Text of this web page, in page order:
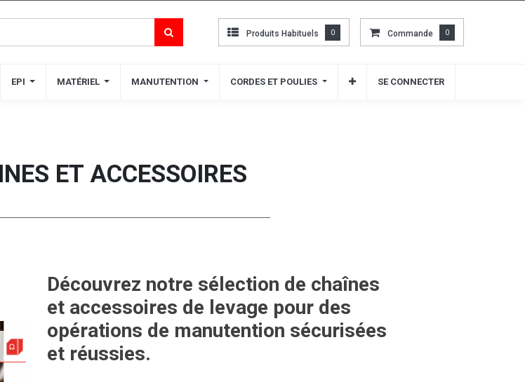
Produits Habituels 0 Commande 0
EPI MATÉRIEL MANUTENTION CORDES ET POULIES SE CONNECTER
Produits Habituels 0 Commande 0
EPI MATÉRIEL MANUTENTION CORDES ET POULIES SE CONNECTER
ET ACCESSOIRES
Découvrez notre sélection de chaînes
et accessoires de levage pour des
opérations de manutention sécurisées
et réussies.